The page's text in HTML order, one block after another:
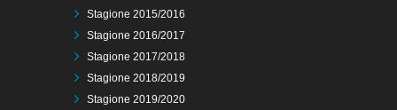
Stagione 2015/2016
Stagione 2016/2017
Stagione 2017/2018
Stagione 2018/2019
Stagione 2019/2020